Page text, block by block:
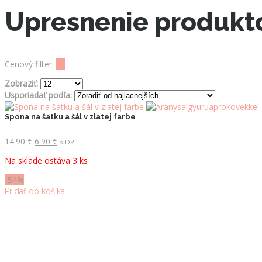
Upresnenie
Cenový filter: —
Zobraziť:
Usporiadať podľa:
Spona na šatku a šál v zlatej farbe
14.90€ Pôvodná
bola:
6.90 €Aktuálna
je:
s DPH
Na sklade ostáva 3 ks
-54%
Pridať do košíka